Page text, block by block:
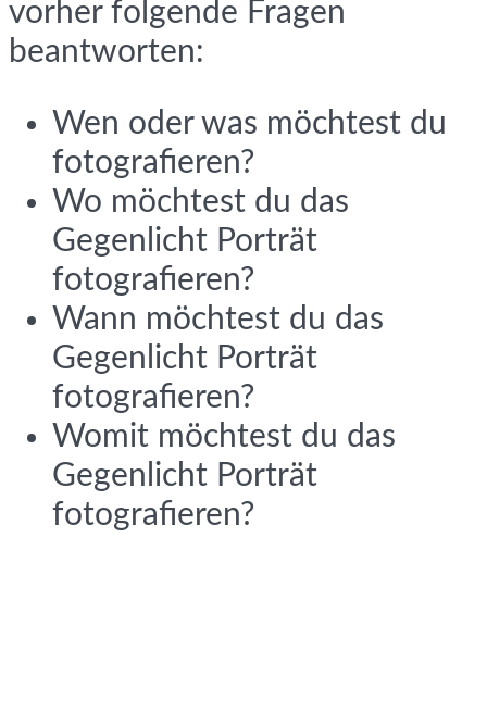
vorher folgende Fragen
beantworten:
Wen oder was möchtest du
fotografieren?
Wo möchtest du das
Gegenlicht Porträt
fotografieren?
Wann möchtest du das
Gegenlicht Porträt
fotografieren?
Womit möchtest du das
Gegenlicht Porträt
fotografieren?